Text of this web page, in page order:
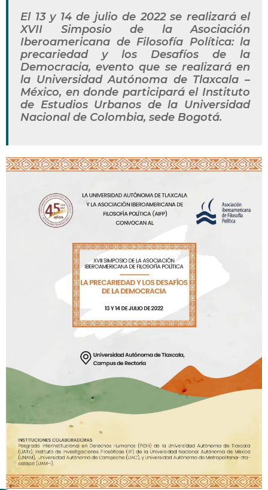
El 13 y 14 de julio de 2022 se realizará el
XVII Simposio de la Asociación
Iberoamericana de Filosofía Política: la
precariedad y los Desafíos de la
Democracia, evento que se realizará en
la Universidad Autónoma de Tlaxcala –
México, en donde participará el Instituto
de Estudios Urbanos de la Universidad
Nacional de Colombia, sede Bogotá.